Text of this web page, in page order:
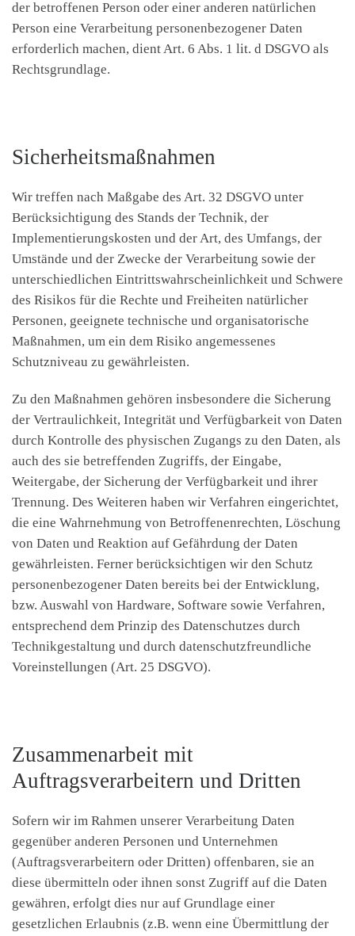
der betroffenen Person oder einer anderen natürlichen
Person eine Verarbeitung personenbezogener Daten
erforderlich machen, dient Art. 6 Abs. 1 lit. d DSGVO als
Rechtsgrundlage.
Sicherheitsmaßnahmen
Wir treffen nach Maßgabe des Art. 32 DSGVO unter
Berücksichtigung des Stands der Technik, der
Implementierungskosten und der Art, des Umfangs, der
Umstände und der Zwecke der Verarbeitung sowie der
unterschiedlichen Eintrittswahrscheinlichkeit und Schwere
des Risikos für die Rechte und Freiheiten natürlicher
Personen, geeignete technische und organisatorische
Maßnahmen, um ein dem Risiko angemessenes
Schutzniveau zu gewährleisten.
Zu den Maßnahmen gehören insbesondere die Sicherung
der Vertraulichkeit, Integrität und Verfügbarkeit von Daten
durch Kontrolle des physischen Zugangs zu den Daten, als
auch des sie betreffenden Zugriffs, der Eingabe,
Weitergabe, der Sicherung der Verfügbarkeit und ihrer
Trennung. Des Weiteren haben wir Verfahren eingerichtet,
die eine Wahrnehmung von Betroffenenrechten, Löschung
von Daten und Reaktion auf Gefährdung der Daten
gewährleisten. Ferner berücksichtigen wir den Schutz
personenbezogener Daten bereits bei der Entwicklung,
bzw. Auswahl von Hardware, Software sowie Verfahren,
entsprechend dem Prinzip des Datenschutzes durch
Technikgestaltung und durch datenschutzfreundliche
Voreinstellungen (Art. 25 DSGVO).
Zusammenarbeit mit
Auftragsverarbeitern und Dritten
Sofern wir im Rahmen unserer Verarbeitung Daten
gegenüber anderen Personen und Unternehmen
(Auftragsverarbeitern oder Dritten) offenbaren, sie an
diese übermitteln oder ihnen sonst Zugriff auf die Daten
gewähren, erfolgt dies nur auf Grundlage einer
gesetzlichen Erlaubnis (z.B. wenn eine Übermittlung der